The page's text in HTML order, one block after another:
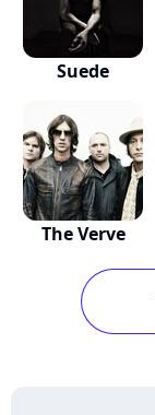
Suede
The Verve